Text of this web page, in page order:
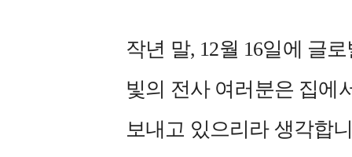
작년 말, 12월 16일에 글
빛의 전사 여러분은 집에
보내고 있으리라 생각합